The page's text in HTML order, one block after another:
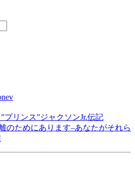
プリンス”ジャクソンJr.伝記
のためにあります–あなたがそれら